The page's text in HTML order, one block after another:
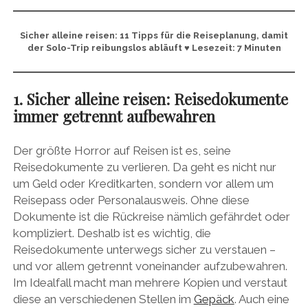
Sicher alleine reisen: 11 Tipps für die Reiseplanung, damit
der Solo-Trip reibungslos abläuft ♥ Lesezeit: 7 Minuten
1. Sicher alleine reisen: Reisedokumente
immer getrennt aufbewahren
Der größte Horror auf Reisen ist es, seine
Reisedokumente zu verlieren. Da geht es nicht nur
um Geld oder Kreditkarten, sondern vor allem um
Reisepass oder Personalausweis. Ohne diese
Dokumente ist die Rückreise nämlich gefährdet oder
kompliziert. Deshalb ist es wichtig, die
Reisedokumente unterwegs sicher zu verstauen –
und vor allem getrennt voneinander aufzubewahren.
Im Idealfall macht man mehrere Kopien und verstaut
diese an verschiedenen Stellen im Gepäck. Auch eine